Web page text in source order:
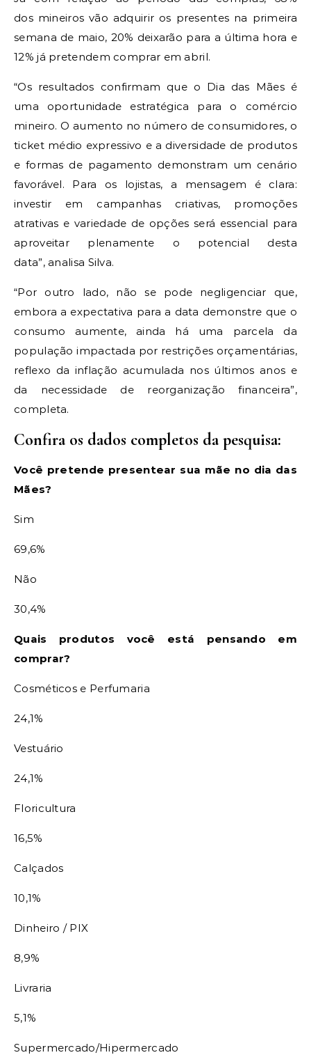
dos mineiros vão adquirir os presentes na primeira
semana de maio, 20% deixarão para a última hora e
12% já pretendem comprar em abril.
“Os resultados confirmam que o Dia das Mães é
uma oportunidade estratégica para o comércio
mineiro. O aumento no número de consumidores, o
ticket médio expressivo e a diversidade de produtos
e formas de pagamento demonstram um cenário
favorável. Para os lojistas, a mensagem é clara:
investir em campanhas criativas, promoções
atrativas e variedade de opções será essencial para
aproveitar plenamente o potencial desta
data”, analisa Silva.
“Por outro lado, não se pode negligenciar que,
embora a expectativa para a data demonstre que o
consumo aumente, ainda há uma parcela da
população impactada por restrições orçamentárias,
reflexo da inflação acumulada nos últimos anos e
da necessidade de reorganização financeira”,
completa.
Confira os dados completos da pesquisa:
Você pretende presentear sua mãe no dia das
Mães?
Sim
69,6%
Não
30,4%
Quais produtos você está pensando em
comprar?
Cosméticos e Perfumaria
24,1%
Vestuário
24,1%
Floricultura
16,5%
Calçados
10,1%
Dinheiro / PIX
8,9%
Livraria
5,1%
Supermercado/Hipermercado